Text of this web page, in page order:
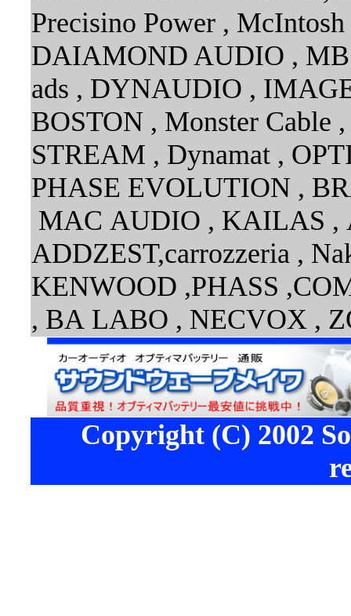
Precisino Power ,
DAIAMOND AUDIO ,
ads , DYNAUDIO ,
BOSTON , Monster
STREAM , Dynamat ,
PHASE EVOLUTION ,
MAC AUDIO , KAILAS ,
ADDZEST,carrozzeria ,
KENWOOD ,PHASS
, BA LABO , NECVOX ,
Copyright (C) 2002